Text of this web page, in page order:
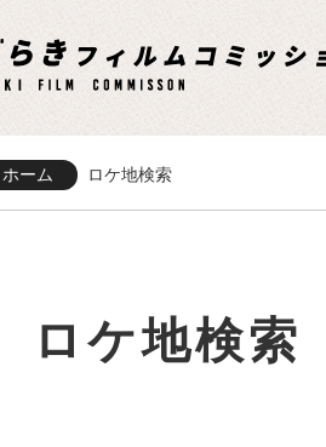
ホーム ロケ地検索
ロケ地検索